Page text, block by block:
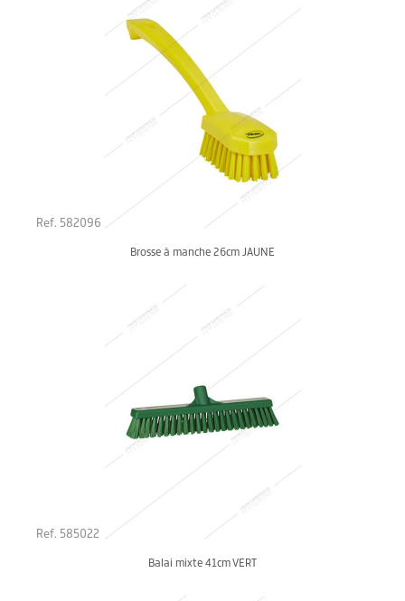
Ref. 582096
Brosse à manche 26cm JAUNE
Ref. 585022
Balai mixte 41cm VERT